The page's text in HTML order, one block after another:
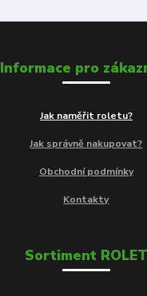
Informace pro
Jak naměřit roletu?
Jak správně nakupovat?
Obchodní podmínky
Kontakty
Sortiment ROLET